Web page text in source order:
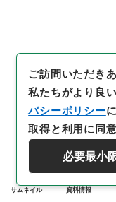
サムネイル 資料情報
ご訪問いただき
私たちがより良
バシーポリシー
取得と利用に同
必要最小